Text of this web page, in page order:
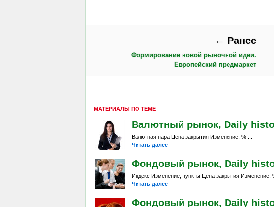
← Ранее
Формирование новой рыночной идеи.
Европейский предмаркет
МАТЕРИАЛЫ ПО ТЕМЕ
Валютный рынок, Daily
Валютная пара Цена закрытия Изменение, % ...
Читать далее
Фондовый рынок, Daily
Индекс Изменение, пункты Цена закрытия Изменение,
Читать далее
Фондовый рынок, Daily